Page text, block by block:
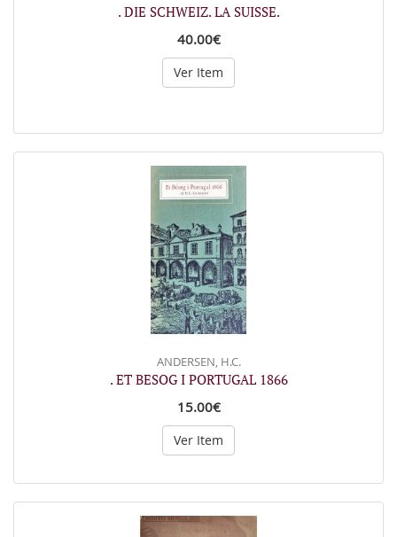
. DIE SCHWEIZ. LA SUISSE.
40.00€
Ver Item
ANDERSEN, H.C.
. ET BESOG I PORTUGAL 1866
15.00€
Ver Item